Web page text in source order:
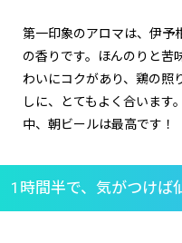
第一印象のアロマは、伊予
の香りです。ほんのりと苦
わいにコクがあり、鶏の照
しに、とてもよく合います
中、朝ビールは最高です！
1時間半で、気がつけば